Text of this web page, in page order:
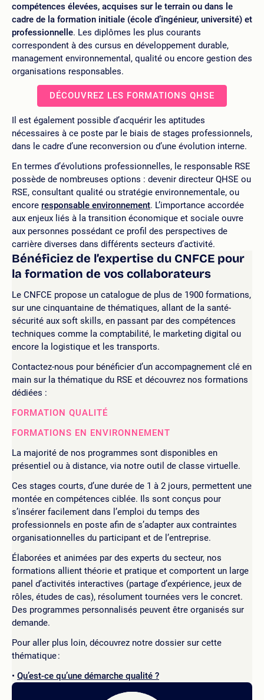
compétences élevées, acquises sur le terrain ou dans le
cadre de la formation initiale (école d’ingénieur, université) et
professionnelle. Les diplômes les plus courants
correspondent à des cursus en développement durable,
management environnemental, qualité ou encore gestion des
organisations responsables.
DÉCOUVREZ LES FORMATIONS QHSE
Il est également possible d’acquérir les aptitudes
nécessaires à ce poste par le biais de stages professionnels,
dans le cadre d’une reconversion ou d’une évolution interne.
En termes d’évolutions professionnelles, le responsable RSE
possède de nombreuses options : devenir directeur QHSE ou
RSE, consultant qualité ou stratégie environnementale, ou
encore responsable environnement. L’importance accordée
aux enjeux liés à la transition économique et sociale ouvre
aux personnes possédant ce profil des perspectives de
carrière diverses dans différents secteurs d’activité.
Bénéficiez de l’expertise du CNFCE pour
la formation de vos collaborateurs
Le CNFCE propose un catalogue de plus de 1900 formations,
sur une cinquantaine de thématiques, allant de la santé-
sécurité aux soft skills, en passant par des compétences
techniques comme la comptabilité, le marketing digital ou
encore la logistique et les transports.
Contactez-nous pour bénéficier d’un accompagnement clé en
main sur la thématique du RSE et découvrez nos formations
dédiées :
FORMATION QUALITÉ
FORMATIONS EN ENVIRONNEMENT
La majorité de nos programmes sont disponibles en
présentiel ou à distance, via notre outil de classe virtuelle.
Ces stages courts, d’une durée de 1 à 2 jours, permettent une
montée en compétences ciblée. Ils sont conçus pour
s’insérer facilement dans l’emploi du temps des
professionnels en poste afin de s’adapter aux contraintes
organisationnelles du participant et de l’entreprise.
Élaborées et animées par des experts du secteur, nos
formations allient théorie et pratique et comportent un large
panel d’activités interactives (partage d’expérience, jeux de
rôles, études de cas), résolument tournées vers le concret.
Des programmes personnalisés peuvent être organisés sur
demande.
Pour aller plus loin, découvrez notre dossier sur cette
thématique :
Qu’est-ce qu’une démarche qualité ?